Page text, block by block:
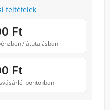
feltételek
Ft
/ átutalásban
Ft
pontokban